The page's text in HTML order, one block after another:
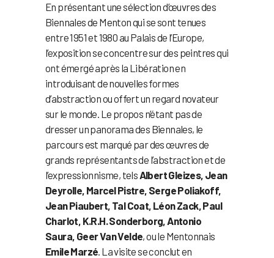
En présentant une sélection d’œuvres des
Biennales de Menton qui se sont tenues
entre 1951 et 1980 au Palais de l’Europe,
l’exposition se concentre sur des peintres qui
ont émergé après la Libération en
introduisant de nouvelles formes
d’abstraction ou offert un regard novateur
sur le monde. Le propos n’étant pas de
dresser un panorama des Biennales, le
parcours est marqué par des œuvres de
grands représentants de l’abstraction et de
l’expressionnisme, telsAlbert Gleizes, Jean
Deyrolle, Marcel Pistre, Serge Poliakoff,
Jean Piaubert, Tal Coat, Léon Zack, Paul
Charlot, K.R.H. Sonderborg, Antonio
Saura, Geer Van Velde, ou le Mentonnais
Emile Marzé. La visite se conclut en